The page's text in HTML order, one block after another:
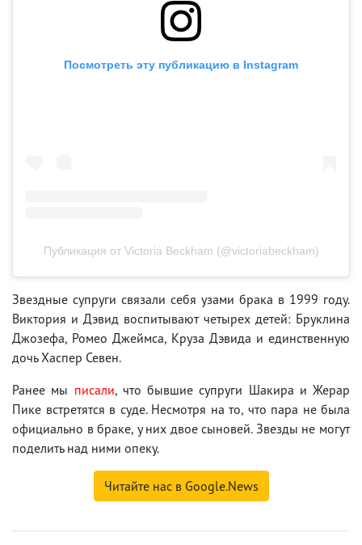
Посмотреть эту публикацию в Instagram
Публикация от Victoria Beckham (@victoriabeckham)
Звездные супруги связали себя узами брака в 1999 году.
Виктория и Дэвид воспитывают четырех детей: Бруклина
Джозефа, Ромео Джеймса, Круза Дэвида и единственную
дочь Хаспер Севен.
Ранее мы писали, что бывшие супруги Шакира и Жерар
Пике встретятся в суде. Несмотря на то, что пара не была
официально в браке, у них двое сыновей. Звезды не могут
поделить над ними опеку.
Читайте нас в Google.News